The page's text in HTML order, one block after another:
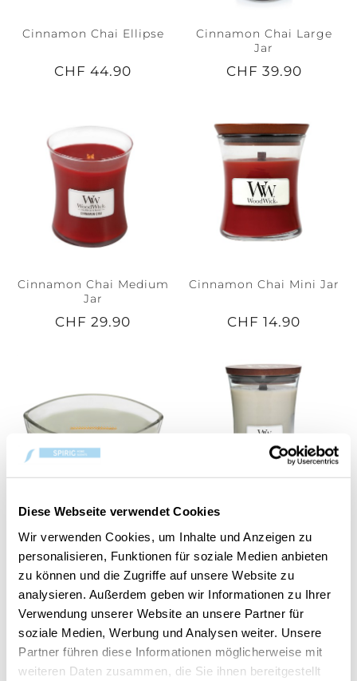
Diese Webseite verwendet Cookies
Wir verwenden Cookies, um Inhalte und Anzeigen zu
personalisieren, Funktionen für soziale Medien anbieten
zu können und die Zugriffe auf unsere Website zu
analysieren. Außerdem geben wir Informationen zu Ihrer
Verwendung unserer Website an unsere Partner für
soziale Medien, Werbung und Analysen weiter. Unsere
Partner führen diese Informationen möglicherweise mit
weiteren Daten zusammen, die Sie ihnen bereitgestellt
Cinnamon Chai Ellipse
CHF 44.90
Cinnamon Chai Large
Jar
CHF 39.90
Cinnamon Chai Medium
Jar
CHF 29.90
Cinnamon Chai Mini Jar
CHF 14.90
Fireside Ellipse
CHF 44.90
Fireside Large Jar
CHF 39.90